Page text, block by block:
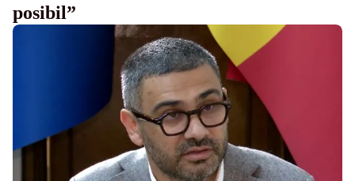
posibil”